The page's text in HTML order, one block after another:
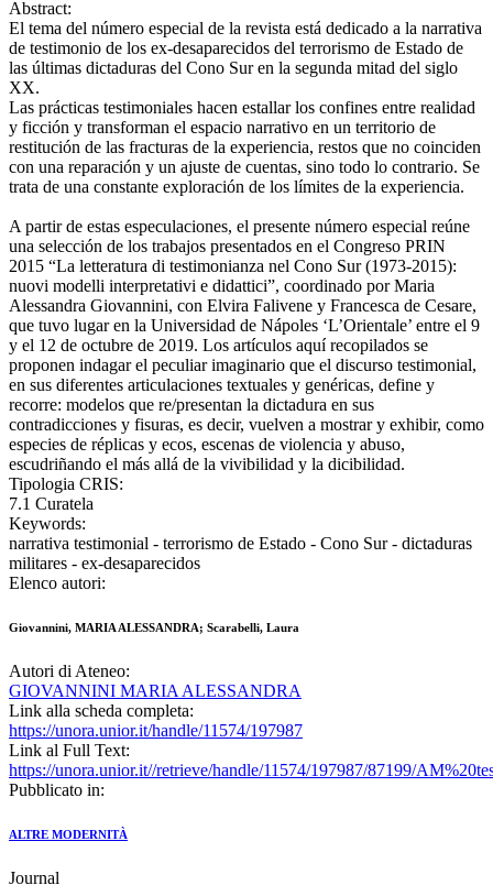
Abstract:
El tema del número especial de la revista está dedicado a la narrativa
de testimonio de los ex-desaparecidos del terrorismo de Estado de
las últimas dictaduras del Cono Sur en la segunda mitad del siglo
XX.
Las prácticas testimoniales hacen estallar los confines entre realidad
y ficción y transforman el espacio narrativo en un territorio de
restitución de las fracturas de la experiencia, restos que no coinciden
con una reparación y un ajuste de cuentas, sino todo lo contrario. Se
trata de una constante exploración de los límites de la experiencia.
A partir de estas especulaciones, el presente número especial reúne
una selección de los trabajos presentados en el Congreso PRIN
2015 “La letteratura di testimonianza nel Cono Sur (1973-2015):
nuovi modelli interpretativi e didattici”, coordinado por Maria
Alessandra Giovannini, con Elvira Falivene y Francesca de Cesare,
que tuvo lugar en la Universidad de Nápoles ‘L’Orientale’ entre el 9
y el 12 de octubre de 2019. Los artículos aquí recopilados se
proponen indagar el peculiar imaginario que el discurso testimonial,
en sus diferentes articulaciones textuales y genéricas, define y
recorre: modelos que re/presentan la dictadura en sus
contradicciones y fisuras, es decir, vuelven a mostrar y exhibir, como
especies de réplicas y ecos, escenas de violencia y abuso,
escudriñando el más allá de la vivibilidad y la dicibilidad.
Tipologia CRIS:
7.1 Curatela
Keywords:
narrativa testimonial - terrorismo de Estado - Cono Sur - dictaduras
militares - ex-desaparecidos
Elenco autori:
Giovannini, MARIA ALESSANDRA; Scarabelli, Laura
Autori di Ateneo:
GIOVANNINI MARIA ALESSANDRA
Link alla scheda completa:
https://unora.unior.it/handle/11574/197987
Link al Full Text:
https://unora.unior.it//retrieve/handle/11574/197987/87199/
Pubblicato in:
ALTRE MODERNITÀ
Journal